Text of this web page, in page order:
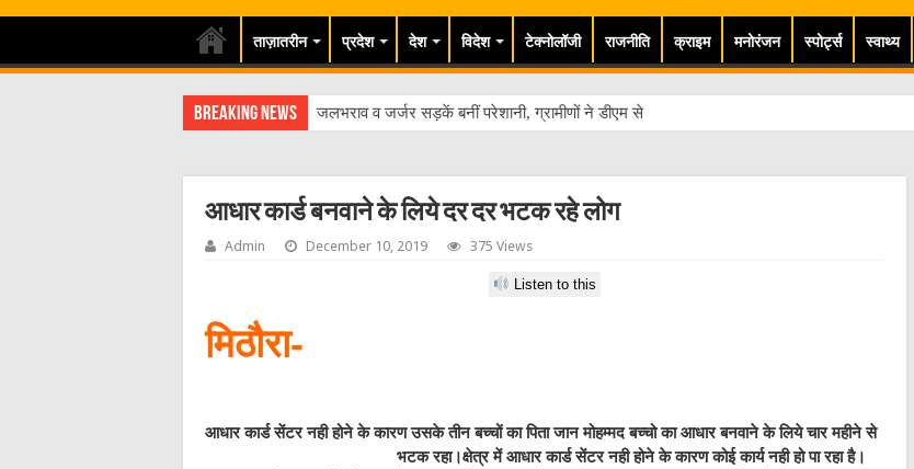
ताज़ातरीन प्रदेश देश विदेश टेक्नोलॉजी राजनीति क्राइम मनोरंजन स्पोर्ट्स स्वाथ्य
Breaking News जलभराव व जर्जर सड़कें बनीं परेशानी, ग्रामीणों ने डीएम से लगाई गुहार
आधार कार्ड बनवाने के लिये दर दर भटक रहे लोग
Admin December 10, 2019 375 Views
Listen to this
मिठौरा-
आधार कार्ड सेंटर नही होने के कारण उसके तीन बच्चों का पिता जान मोहम्मद बच्चो का आधार बनवाने के लियेचार महीने से
भटक रहा।क्षेत्र में आधार कार्ड सेंटर नही होने के कारण कोई कार्य नही हो पा रहा है।